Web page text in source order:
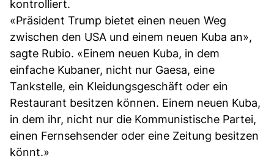
kontrolliert.
«Präsident Trump bietet einen neuen Weg
zwischen den USA und einem neuen Kuba an»,
sagte Rubio. «Einem neuen Kuba, in dem
einfache Kubaner, nicht nur Gaesa, eine
Tankstelle, ein Kleidungsgeschäft oder ein
Restaurant besitzen können. Einem neuen Kuba,
in dem ihr, nicht nur die Kommunistische Partei,
einen Fernsehsender oder eine Zeitung besitzen
könnt.»